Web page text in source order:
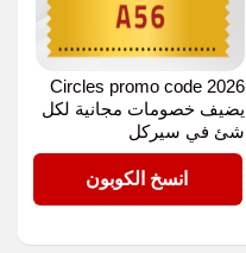
Circles promo code 2026
يضيف خصومات مجانية لكل
شئ في سيركل
انسخ الكوبون